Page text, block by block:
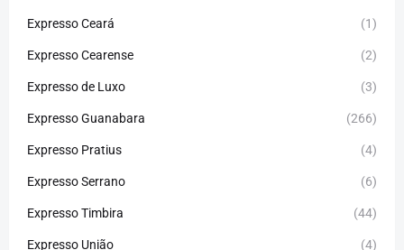
Expresso Ceará (1)
Expresso Cearense (2)
Expresso de Luxo (3)
Expresso Guanabara (266)
Expresso Pratius (4)
Expresso Serrano (6)
Expresso Timbira (44)
Expresso União (4)